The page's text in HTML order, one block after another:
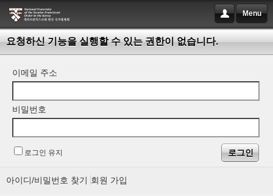
Menu
요청하신 기능을 실행할 수 있는 권한이 없습니다.
이메일 주소
비밀번호
로그인 유지
아이디/비밀번호 찾기 회원 가입